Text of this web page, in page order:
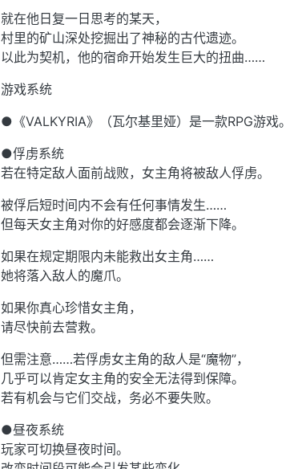
就在他日复一日思考的某天，
村里的矿山深处挖掘出了神秘的古代遗迹。
以此为契机，他的宿命开始发生巨大的扭曲……
游戏系统
●《VALKYRIA》（瓦尔基里娅）是一款RPG游戏。
●俘虏系统
若在特定敌人面前战败，女主角将被敌人俘虏。
被俘后短时间内不会有任何事情发生……
但每天女主角对你的好感度都会逐渐下降。
如果在规定期限内未能救出女主角……
她将落入敌人的魔爪。
如果你真心珍惜女主角，
请尽快前去营救。
但需注意……若俘虏女主角的敌人是“魔物”，
几乎可以肯定女主角的安全无法得到保障。
若有机会与它们交战，务必不要失败。
●昼夜系统
玩家可切换昼夜时间。